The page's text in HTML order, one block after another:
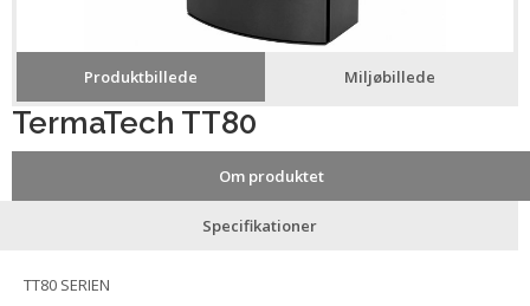
Produktbillede Miljøbillede
TermaTech TT80
Om produktet
Specifikationer
TT80 SERIEN